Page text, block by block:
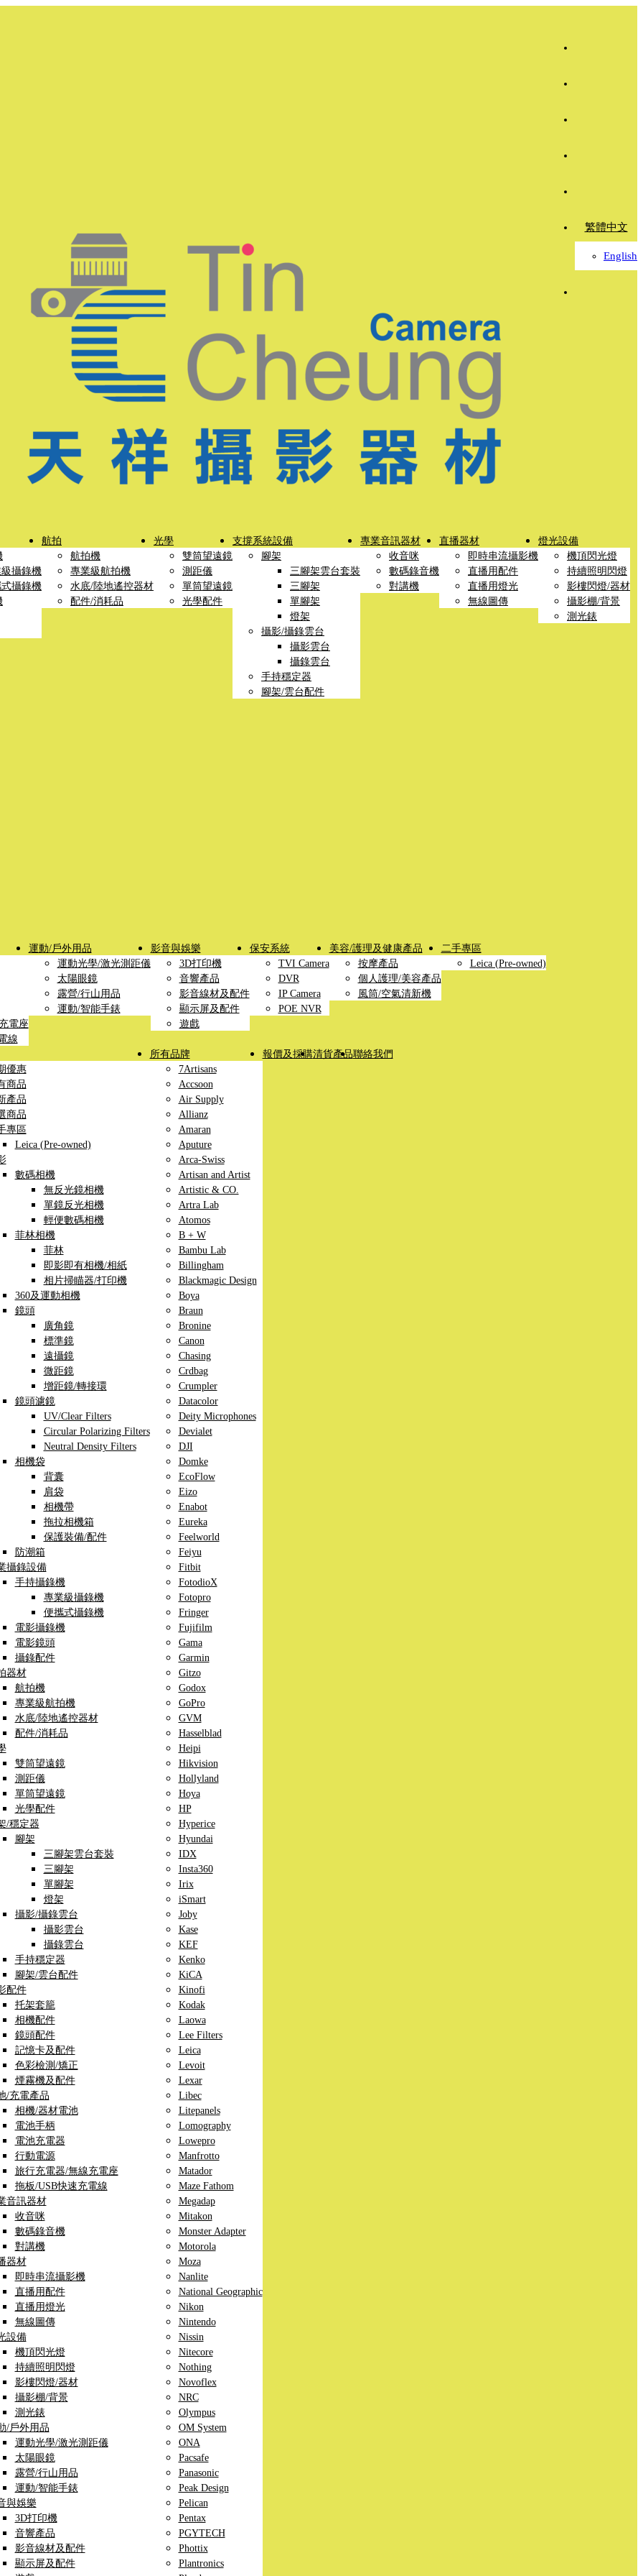
繁體中文
English
攝錄機
攝錄機
航拍
航拍機
專業級航拍機
水底/陸地遙控器材
配件/消耗品
光學
雙筒望遠鏡
測距儀
單筒望遠鏡
光學配件
支撐系統設備
腳架
三腳架雲台套裝
三腳架
單腳架
燈架
攝影/攝錄雲台
攝影雲台
攝錄雲台
手持穩定器
腳架/雲台配件
專業音訊器材
收音咪
數碼錄音機
對講機
直播器材
即時串流攝影機
直播用配件
直播用燈光
無線圖傳
燈光設備
機頂閃光燈
持續照明閃燈
影樓閃燈/器材
攝影棚/背景
測光錶
電座
線
運動/戶外用品
運動光學/激光測距儀
太陽眼鏡
露營/行山用品
運動/智能手錶
影音與娛樂
3D打印機
音響產品
影音線材及配件
顯示屏及配件
遊戲
保安系統
TVI Camera
DVR
IP Camera
POE NVR
美容/護理及健康產品
按摩產品
個人護理/美容產品
風筒/空氣清新機
二手專區
Leica (Pre-owned)
優惠
商品
產品
商品
專區
Leica (Pre-owned)
數碼相機
無反光鏡相機
單鏡反光相機
輕便數碼相機
菲林相機
菲林
即影即有相機/相紙
相片掃瞄器/打印機
360及運動相機
鏡頭
廣角鏡
標準鏡
遠攝鏡
微距鏡
增距鏡/轉接環
鏡頭濾鏡
UV/Clear Filters
Circular Polarizing Filters
Neutral Density Filters
相機袋
背囊
肩袋
相機帶
拖拉相機箱
保護裝備/配件
防潮箱
攝錄設備
手持攝錄機
專業級攝錄機
便攜式攝錄機
電影攝錄機
電影鏡頭
攝錄配件
器材
航拍機
專業級航拍機
水底/陸地遙控器材
配件/消耗品
雙筒望遠鏡
測距儀
單筒望遠鏡
光學配件
/穩定器
腳架
三腳架雲台套裝
三腳架
單腳架
燈架
攝影/攝錄雲台
攝影雲台
攝錄雲台
手持穩定器
腳架/雲台配件
配件
托架套籠
相機配件
鏡頭配件
記憶卡及配件
色彩檢測/矯正
煙霧機及配件
/充電產品
相機/器材電池
電池手柄
電池充電器
行動電源
旅行充電器/無線充電座
拖板/USB快速充電線
音訊器材
收音咪
數碼錄音機
對講機
器材
即時串流攝影機
直播用配件
直播用燈光
無線圖傳
設備
機頂閃光燈
持續照明閃燈
影樓閃燈/器材
攝影棚/背景
測光錶
/戶外用品
運動光學/激光測距儀
太陽眼鏡
露營/行山用品
運動/智能手錶
與娛樂
3D打印機
音響產品
影音線材及配件
顯示屏及配件
所有品牌
7Artisans
Accsoon
Air Supply
Allianz
Amaran
Aputure
Arca-Swiss
Artisan and Artist
Artistic & CO.
Artra Lab
Atomos
B + W
Bambu Lab
Billingham
Blackmagic Design
Boya
Braun
Bronine
Canon
Chasing
Crdbag
Crumpler
Datacolor
Deity Microphones
Devialet
DJI
Domke
EcoFlow
Eizo
Enabot
Eureka
Feelworld
Feiyu
Fitbit
FotodioX
Fotopro
Fringer
Fujifilm
Gama
Garmin
Gitzo
Godox
GoPro
GVM
Hasselblad
Heipi
Hikvision
Hollyland
Hoya
HP
Hyperice
Hyundai
IDX
Insta360
Irix
iSmart
Joby
Kase
KEF
Kenko
KiCA
Kinofi
Kodak
Laowa
Lee Filters
Leica
Levoit
Lexar
Libec
Litepanels
Lomography
Lowepro
Manfrotto
Matador
Maze Fathom
Megadap
Mitakon
Monster Adapter
Motorola
Moza
Nanlite
National Geographic
Nikon
Nintendo
Nissin
Nitecore
Nothing
Novoflex
NRC
Olympus
OM System
ONA
Pacsafe
Panasonic
Peak Design
Pelican
Pentax
PGYTECH
Phottix
Plantronics
報價及採購清貨產品聯絡我們